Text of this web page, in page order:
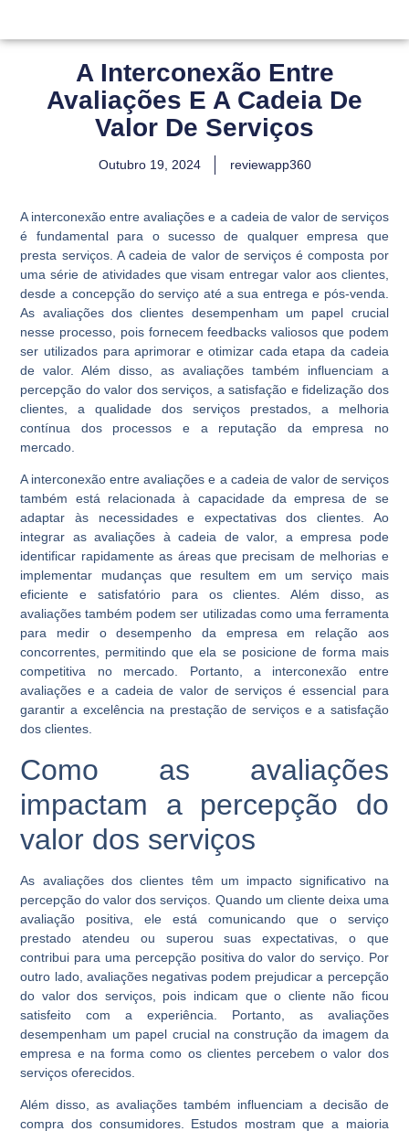
A Interconexão Entre
Avaliações E A Cadeia De
Valor De Serviços
Outubro 19, 2024 reviewapp360
A interconexão entre avaliações e a cadeia de valor de serviços
é fundamental para o sucesso de qualquer empresa que
presta serviços. A cadeia de valor de serviços é composta por
uma série de atividades que visam entregar valor aos clientes,
desde a concepção do serviço até a sua entrega e pós-venda.
As avaliações dos clientes desempenham um papel crucial
nesse processo, pois fornecem feedbacks valiosos que podem
ser utilizados para aprimorar e otimizar cada etapa da cadeia
de valor. Além disso, as avaliações também influenciam a
percepção do valor dos serviços, a satisfação e fidelização dos
clientes, a qualidade dos serviços prestados, a melhoria
contínua dos processos e a reputação da empresa no
mercado.
A interconexão entre avaliações e a cadeia de valor de serviços
também está relacionada à capacidade da empresa de se
adaptar às necessidades e expectativas dos clientes. Ao
integrar as avaliações à cadeia de valor, a empresa pode
identificar rapidamente as áreas que precisam de melhorias e
implementar mudanças que resultem em um serviço mais
eficiente e satisfatório para os clientes. Além disso, as
avaliações também podem ser utilizadas como uma ferramenta
para medir o desempenho da empresa em relação aos
concorrentes, permitindo que ela se posicione de forma mais
competitiva no mercado. Portanto, a interconexão entre
avaliações e a cadeia de valor de serviços é essencial para
garantir a excelência na prestação de serviços e a satisfação
dos clientes.
Como as avaliações
impactam a percepção do
valor dos serviços
As avaliações dos clientes têm um impacto significativo na
percepção do valor dos serviços. Quando um cliente deixa uma
avaliação positiva, ele está comunicando que o serviço
prestado atendeu ou superou suas expectativas, o que
contribui para uma percepção positiva do valor do serviço. Por
outro lado, avaliações negativas podem prejudicar a percepção
do valor dos serviços, pois indicam que o cliente não ficou
satisfeito com a experiência. Portanto, as avaliações
desempenham um papel crucial na construção da imagem da
empresa e na forma como os clientes percebem o valor dos
serviços oferecidos.
Além disso, as avaliações também influenciam a decisão de
compra dos consumidores. Estudos mostram que a maioria